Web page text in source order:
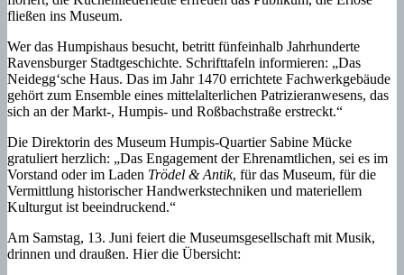
fließen ins Museum.
Wer das Humpishaus besucht, betritt fünfeinhalb Jahrhunderte
Ravensburger Stadtgeschichte. Schrifttafeln informieren: „Das
Neidegg‘sche Haus. Das im Jahr 1470 errichtete Fachwerkgebäude
gehört zum Ensemble eines mittelalterlichen Patrizieranwesens, das
sich an der Markt-, Humpis- und Roßbachstraße erstreckt.“
Die Direktorin des Museum Humpis-Quartier Sabine Mücke
gratuliert herzlich: „Das Engagement der Ehrenamtlichen, sei es im
Vorstand oder im Laden Trödel & Antik, für das Museum, für die
Vermittlung historischer Handwerkstechniken und materiellem
Kulturgut ist beeindruckend.“
Am Samstag, 13. Juni feiert die Museumsgesellschaft mit Musik,
drinnen und draußen. Hier die Übersicht: